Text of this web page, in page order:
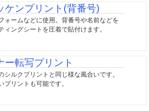
ケンプリント(背番号)
ォームなどに使用。背番号や名前などを
ィングシートを圧着で貼付けます。
ー転写プリント
シルクプリントと同じ様な風合いです。
プリントも可能です。